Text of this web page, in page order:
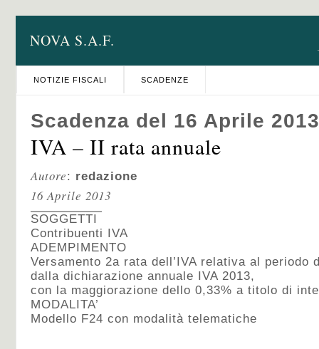
NOVA S.A.F.
NOTIZIE FISCALI SCADENZE
Scadenza del 16 Aprile 2013
IVA – II rata annuale
Autore: redazione
16 Aprile 2013
SOGGETTI
Contribuenti IVA
ADEMPIMENTO
Versamento 2a rata dell’IVA relativa al periodo
dalla dichiarazione annuale IVA 2013,
con la maggiorazione dello 0,33% a titolo di
MODALITA’
Modello F24 con modalità telematiche